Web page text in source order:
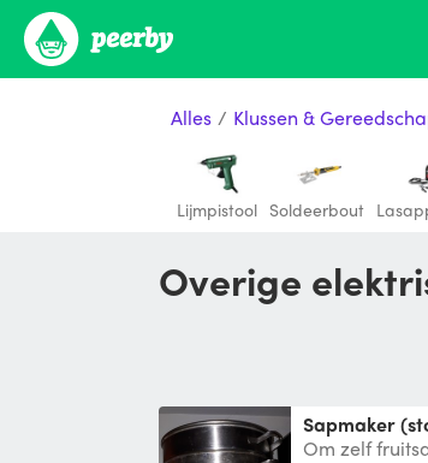
Alles / Klussen &
Lijmpistool Soldeerbout
Overige
Sapmaker
Om zelf